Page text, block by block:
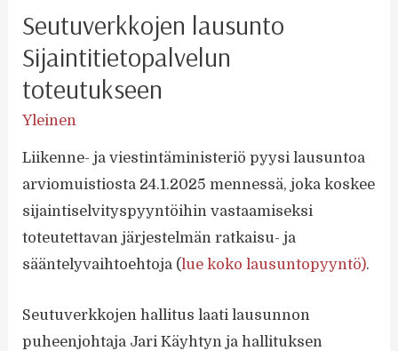
Seutuverkkojen lausunto
Sijaintitietopalvelun
toteutukseen
Yleinen
Liikenne- ja viestintäministeriö pyysi lausuntoa
arviomuistiosta 24.1.2025 mennessä, joka koskee
sijaintiselvityspyyntöihin vastaamiseksi
toteutettavan järjestelmän ratkaisu- ja
sääntelyvaihtoehtoja (lue koko lausuntopyyntö).
Seutuverkkojen hallitus laati lausunnon
puheenjohtaja Jari Käyhtyn ja hallituksen